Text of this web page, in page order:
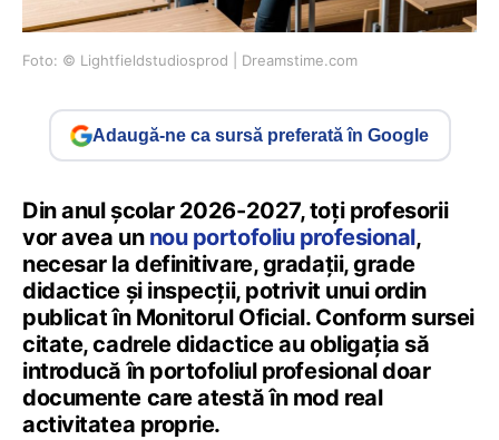
Foto: © Lightfieldstudiosprod | Dreamstime.com
Adaugă-ne ca sursă preferată în Google
Din anul școlar 2026-2027, toți profesorii
vor avea un nou portofoliu profesional,
necesar la definitivare, gradații, grade
didactice și inspecții, potrivit unui ordin
publicat în Monitorul Oficial. Conform sursei
citate, cadrele didactice au obligația să
introducă în portofoliul profesional doar
documente care atestă în mod real
activitatea proprie.